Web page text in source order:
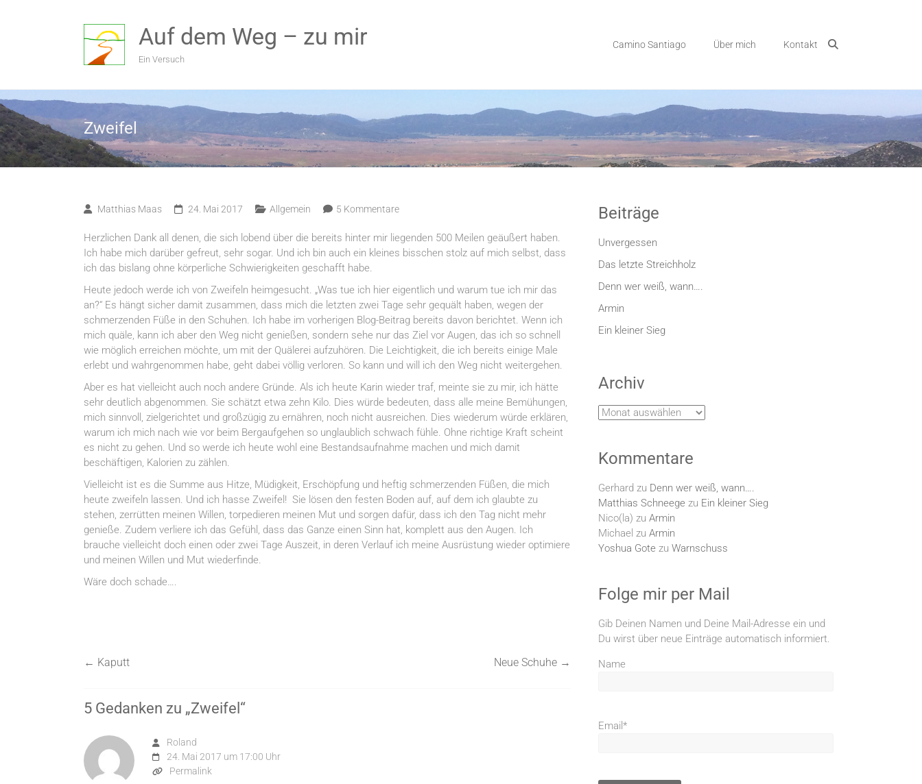
Auf dem Weg – zu mir
Ein Versuch
Camino Santiago Über mich Kontakt
Zweifel
Matthias Maas 24. Mai 2017 Allgemein 5 Kommentare
Herzlichen Dank all denen, die sich lobend über die bereits hinter mir liegenden 500 Meilen geäußert haben.
Ich habe mich darüber gefreut, sehr sogar. Und ich bin auch ein kleines bisschen stolz auf mich selbst, dass
ich das bislang ohne körperliche Schwierigkeiten geschafft habe.
Heute jedoch werde ich von Zweifeln heimgesucht. „Was tue ich hier eigentlich und warum tue ich mir das
an?“ Es hängt sicher damit zusammen, dass mich die letzten zwei Tage sehr gequält haben, wegen der
schmerzenden Füße in den Schuhen. Ich habe im vorherigen Blog-Beitrag bereits davon berichtet. Wenn ich
mich quäle, kann ich aber den Weg nicht genießen, sondern sehe nur das Ziel vor Augen, das ich so schnell
wie möglich erreichen möchte, um mit der Quälerei aufzuhören. Die Leichtigkeit, die ich bereits einige Male
erlebt und wahrgenommen habe, geht dabei völlig verloren. So kann und will ich den Weg nicht weitergehen.
Aber es hat vielleicht auch noch andere Gründe. Als ich heute Karin wieder traf, meinte sie zu mir, ich hätte
sehr deutlich abgenommen. Sie schätzt etwa zehn Kilo. Dies würde bedeuten, dass alle meine Bemühungen,
mich sinnvoll, zielgerichtet und großzügig zu ernähren, noch nicht ausreichen. Dies wiederum würde erklären,
warum ich mich nach wie vor beim Bergaufgehen so unglaublich schwach fühle. Ohne richtige Kraft scheint
es nicht zu gehen. Und so werde ich heute wohl eine Bestandsaufnahme machen und mich damit
beschäftigen, Kalorien zu zählen.
Vielleicht ist es die Summe aus Hitze, Müdigkeit, Erschöpfung und heftig schmerzenden Füßen, die mich
heute zweifeln lassen. Und ich hasse Zweifel! Sie lösen den festen Boden auf, auf dem ich glaubte zu
stehen, zerrütten meinen Willen, torpedieren meinen Mut und sorgen dafür, dass ich den Tag nicht mehr
genieße. Zudem verliere ich das Gefühl, dass das Ganze einen Sinn hat, komplett aus den Augen. Ich
brauche vielleicht doch einen oder zwei Tage Auszeit, in deren Verlauf ich meine Ausrüstung wieder optimiere
und meinen Willen und Mut wiederfinde.
Wäre doch schade….
← Kaputt Neue Schuhe →
5 Gedanken zu „Zweifel “
Roland
24. Mai 2017 um 17:00 Uhr
Permalink
Beiträge
Unvergessen
Das letzte Streichholz
Denn wer weiß, wann….
Armin
Ein kleiner Sieg
Archiv
Archiv
Kommentare
Gerhard zu Denn wer weiß, wann….
Matthias Schneege zu Ein kleiner Sieg
Nico(la) zu Armin
Michael zu Armin
Yoshua Gote zu Warnschuss
Folge mir per Mail
Gib Deinen Namen und Deine Mail-Adresse ein und
Du wirst über neue Einträge automatisch informiert.
Name
Email*